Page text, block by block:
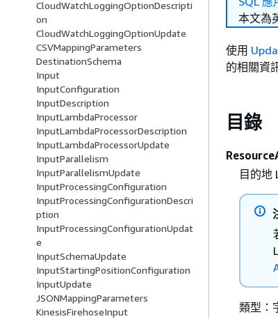
CloudWatchLoggingOptionDescripti
on
CloudWatchLoggingOptionUpdate
CSVMappingParameters
DestinationSchema
Input
InputConfiguration
InputDescription
InputLambdaProcessor
InputLambdaProcessorDescription
InputLambdaProcessorUpdate
InputParallelism
InputParallelismUpdate
InputProcessingConfiguration
InputProcessingConfigurationDescri
ption
InputProcessingConfigurationUpdat
e
InputSchemaUpdate
InputStartingPositionConfiguration
InputUpdate
JSONMappingParameters
KinesisFirehoseInput
本文為
使用
的相關資
目錄
目的地
類型：